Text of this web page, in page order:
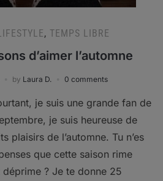
, TEMPS LIBRE
d’aimer l’automne
by Laura D. 0 comments
je suis une grande fan de
je suis heureuse de
plaisirs de l’automne. Tu n’es
que cette saison rime
? Je te donne 25